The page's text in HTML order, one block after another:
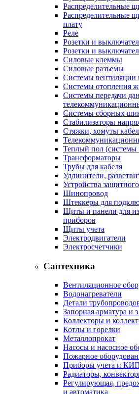
Распределительные
Распределительные
плату
Реле
Розетки и
Розетки и
Силовые клеммы
Силовые разъемы
Системы вентиляции
Системы отопления
Системы передачи
Системы сборных
Стабилизаторы
Стяжки, хомуты
Теплый пол (системы
Трансформаторы
Трубы для кабеля
Удлинители,
Устройства
Шинопровод
Штеккеры для
Щиты и панели для
приборов
Щиты учета
Электродвигатели
Электросчетчики
Сантехника
Вентиляционное
Водонагреватели
Детали
Запорная арматура и
Коллекторы и
Котлы и горелки
Металлопрокат
Насосы и насосное
Пожарное
Приборы учета и
Радиаторы,
Регулирующая,
и автоматика